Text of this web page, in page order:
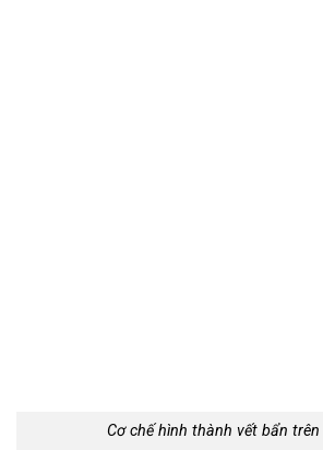
Cơ chế hình thành vết bẩn